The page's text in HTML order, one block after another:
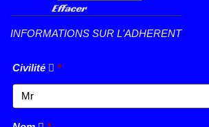
Effacer
INFORMATIONS SUR L'ADHERENT
Civilité *